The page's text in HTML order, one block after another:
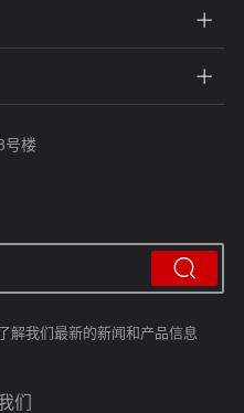
号楼
解我们最新的新闻和产品信息
们